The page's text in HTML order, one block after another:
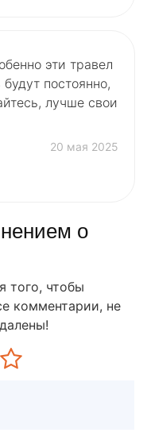
эти травел
постоянно,
лучше свои
20 мая 2025
о
того, чтобы
комментарии, не